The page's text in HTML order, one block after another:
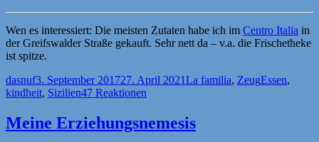
Wen es interessiert: Die meisten Zutaten habe ich im Centro Italia in
der Greifswalder Straße gekauft. Sehr nett da – v.a. die Frischetheke
ist spitze.
Autor
dasnufVeröffentlicht
am
3. September 201727. April 2021Kategorien
La familia, ZeugSchlagwörter
Essen,
kindheit, Sizilien47 Reaktionen
Meine Erziehungsnemesis